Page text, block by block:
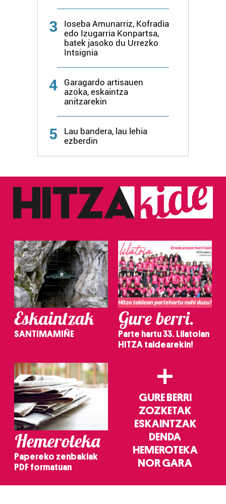
3
Ioseba Amunarriz, Kofradia
edo Izugarria Konpartsa,
batek jasoko du Urrezko
Intsignia
4
Garagardo artisauen
azoka, eskaintza
anitzarekin
5
Lau bandera, lau lehia
ezberdin
Eskaintzak
SANTIMAMIÑE
Gure berri.
Parte hartu 33. Lilatoian
HITZA taldearekin!
Hemeroteka
Papereko zenbakiak
PDF formatuan
+
GURE BERRI
ZOZKETAK
ESKAINTZAK
DENDA
HEMEROTEKA
NOR GARA